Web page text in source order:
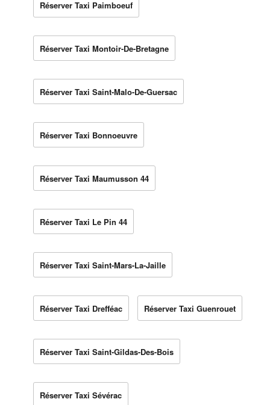
Réserver Taxi Paimboeuf
Réserver Taxi Montoir-De-Bretagne
Réserver Taxi Saint-Malo-De-Guersac
Réserver Taxi Bonnoeuvre
Réserver Taxi Maumusson 44
Réserver Taxi Le Pin 44
Réserver Taxi Saint-Mars-La-Jaille
Réserver Taxi Drefféac Réserver Taxi Guenrouet
Réserver Taxi Saint-Gildas-Des-Bois
Réserver Taxi Sévérac